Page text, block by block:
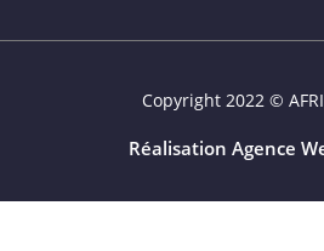
Copyright 2022 ©
Réalisation Agence